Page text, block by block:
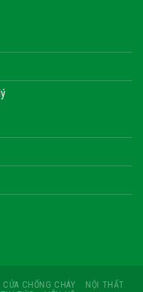
CỬA CHỐNG CHÁY
NỘI THẤT